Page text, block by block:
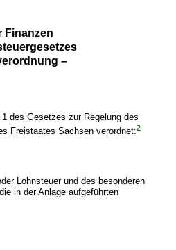
Finanzen
–
des Gesetzes zur Regelung des
Freistaates Sachsen verordnet:2
Lohnsteuer und des besonderen
in der Anlage aufgeführten